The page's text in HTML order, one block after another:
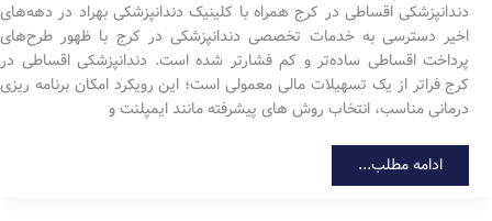
دندانپزشکی اقساطی در کرج همراه با کلینیک دندانپزشکی بهراد در دهه‌های
اخیر دسترسی به خدمات تخصصی دندانپزشکی در کرج با ظهور طرح‌های
پرداخت اقساطی ساده‌تر و کم فشارتر شده است. دندانپزشکی اقساطی در
کرج فراتر از یک تسهیلات مالی معمولی است؛ این رویکرد امکان برنامه ریزی
درمانی مناسب، انتخاب روش های پیشرفته مانند ایمپلنت و
دندانپزشکی
اقساطی
در
ادامه مطلب...